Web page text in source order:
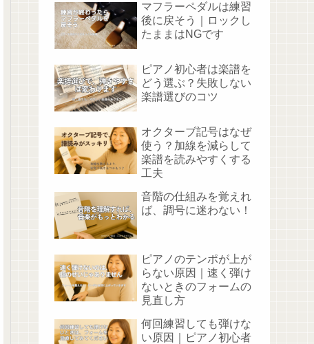
マフラーペダルは練習
後に戻そう｜ロックし
たままはNGです
ピアノ初心者は楽譜を
どう選ぶ？失敗しない
楽譜選びのコツ
オクターブ記号はなぜ
使う？加線を減らして
楽譜を読みやすくする
工夫
音階の仕組みを覚えれ
ば、調号に迷わない！
ピアノのテンポが上が
らない原因｜速く弾け
ないときのフォームの
見直し方
何回練習しても弾けな
い原因｜ピアノ初心者